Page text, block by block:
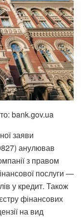
bank.gov.ua
заяви
анулював
з правом
послуги —
у кредит. Також
фінансових
на вид